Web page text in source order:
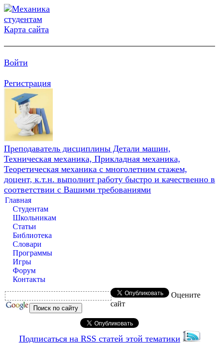
Карта сайта
Войти
Регистрация
Преподаватель дисциплины Детали машин,
Техническая механика, Прикладная механика,
Теоретическая механика с многолетним стажем,
доцент, к.т.н. выполнит работу быстро и качественно в
соответствии с Вашими требованиями
Главная
Студентам
Школьникам
Статьи
Библиотека
Словари
Программы
Игры
Форум
Контакты
Оцените
сайт
Подписаться на RSS статей этой тематики